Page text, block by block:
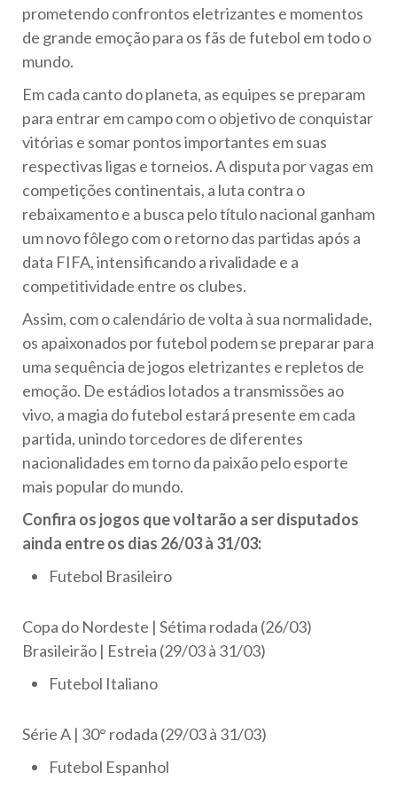
prometendo confrontos eletrizantes e momentos
de grande emoção para os fãs de futebol em todo o
mundo.
Em cada canto do planeta, as equipes se preparam
para entrar em campo com o objetivo de conquistar
vitórias e somar pontos importantes em suas
respectivas ligas e torneios. A disputa por vagas em
competições continentais, a luta contra o
rebaixamento e a busca pelo título nacional ganham
um novo fôlego com o retorno das partidas após a
data FIFA, intensificando a rivalidade e a
competitividade entre os clubes.
Assim, com o calendário de volta à sua normalidade,
os apaixonados por futebol podem se preparar para
uma sequência de jogos eletrizantes e repletos de
emoção. De estádios lotados a transmissões ao
vivo, a magia do futebol estará presente em cada
partida, unindo torcedores de diferentes
nacionalidades em torno da paixão pelo esporte
mais popular do mundo.
Confira os jogos que voltarão a ser disputados
ainda entre os dias 26/03 à 31/03:
Futebol Brasileiro
Copa do Nordeste | Sétima rodada (26/03)
Brasileirão | Estreia (29/03 à 31/03)
Futebol Italiano
Série A | 30° rodada (29/03 à 31/03)
Futebol Espanhol